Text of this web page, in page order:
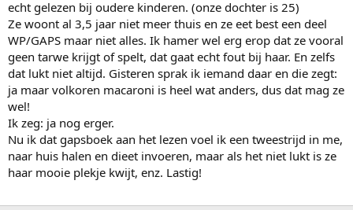
echt gelezen bij oudere kinderen. (onze dochter is 25)
Ze woont al 3,5 jaar niet meer thuis en ze eet best een deel
WP/GAPS maar niet alles. Ik hamer wel erg erop dat ze vooral
geen tarwe krijgt of spelt, dat gaat echt fout bij haar. En zelfs
dat lukt niet altijd. Gisteren sprak ik iemand daar en die zegt:
ja maar volkoren macaroni is heel wat anders, dus dat mag ze
wel!
Ik zeg: ja nog erger.
Nu ik dat gapsboek aan het lezen voel ik een tweestrijd in me,
naar huis halen en dieet invoeren, maar als het niet lukt is ze
haar mooie plekje kwijt, enz. Lastig!